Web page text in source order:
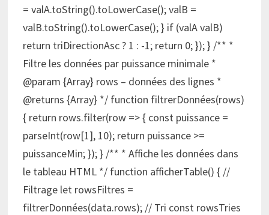
= valA.toString().toLowerCase(); valB =
valB.toString().toLowerCase(); } if (valA valB)
return triDirectionAsc ? 1 : -1; return 0; }); } /** *
Filtre les données par puissance minimale *
@param {Array} rows – données des lignes *
@returns {Array} */ function filtrerDonnées(rows)
{ return rows.filter(row => { const puissance =
parseInt(row[1], 10); return puissance >=
puissanceMin; }); } /** * Affiche les données dans
le tableau HTML */ function afficherTable() { //
Filtrage let rowsFiltres =
filtrerDonnées(data.rows); // Tri const rowsTries